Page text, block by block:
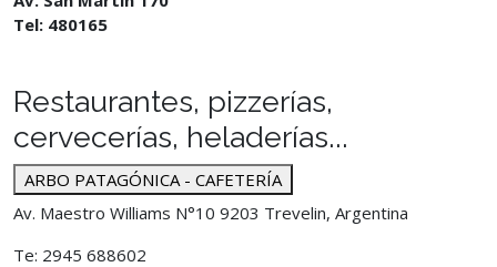
Tel: 480165
Restaurantes, pizzerías,
cervecerías, heladerías...
ARBO PATAGÓNICA - CAFETERÍA
Av. Maestro Williams N°10 9203 Trevelin, Argentina
Te: 2945 688602